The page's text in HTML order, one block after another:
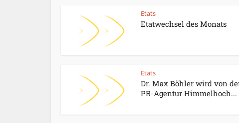
Etats
Etatwechsel des Monats
Etats
Dr. Max Böhler wird von
PR-Agentur Himmelhoch...